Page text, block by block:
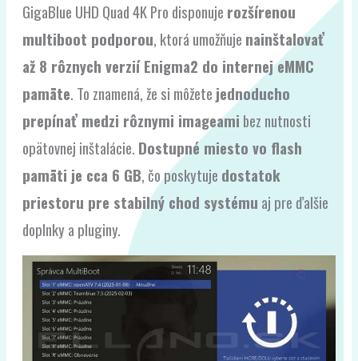
GigaBlue UHD Quad 4K Pro disponuje rozšírenou
multiboot podporou, ktorá umožňuje nainštalovať
až 8 rôznych verzií Enigma2 do internej eMMC
pamäte. To znamená, že si môžete jednoducho
prepínať medzi rôznymi imageami bez nutnosti
opätovnej inštalácie. Dostupné miesto vo flash
pamäti je cca 6 GB, čo poskytuje dostatok
priestoru pre stabilný chod systému aj pre ďalšie
doplnky a pluginy.